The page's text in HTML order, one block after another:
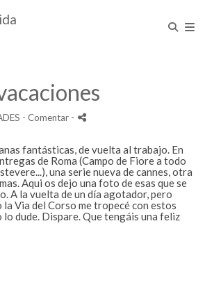
- Comentar -
fantásticas, de vuelta al trabajo. En
de Roma (Campo de Fiore a todo
una serie nueva de cannes, otra
Aqui os dejo una foto de esas que se
A la vuelta de un día agotador, pero
Via del Corso me tropecé con estos
dude. Dispare. Que tengáis una feliz